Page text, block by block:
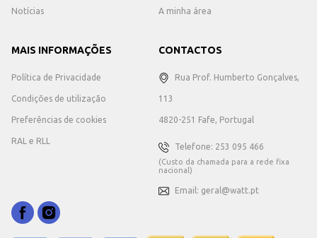
Notícias A minha área
MAIS INFORMAÇÕES
Política de Privacidade
Condições de utilização
Preferências de cookies
RAL e RLL
CONTACTOS
Rua Prof. Humberto Gonçalves,
113
4820-251 Fafe, Portugal
Telefone: 253 095 466
(Custo da chamada para a rede fixa
nacional)
Email: geral@watt.pt